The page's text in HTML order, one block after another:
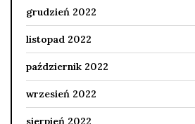
grudzień 2022
listopad 2022
październik 2022
wrzesień 2022
sierpień 2022